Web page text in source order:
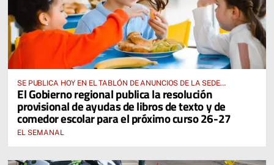
SE PUBLICA HOY EN EL TABLÓN DE ANUNCIOS DE LA SEDE
ELECTRÓNICA DE LA JUNTA DE COMUNIDADES Y EN EL PORTAL DE
EDUCACIÓN DE CASTILLA-LA MANCHA
El Gobierno regional publica la resolución
provisional de ayudas de libros de texto y de
comedor escolar para el próximo curso 26-27
EL SEMANAL